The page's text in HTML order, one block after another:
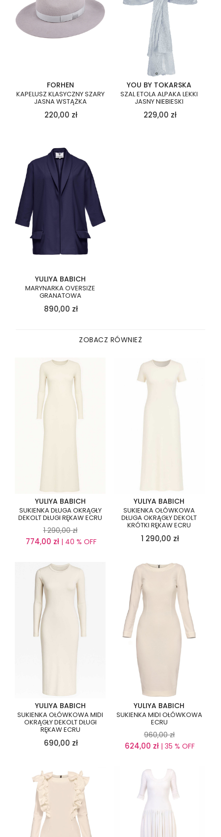
FORHEN
KAPELUSZ KLASYCZNY SZARY
JASNA WSTĄŻKA
220,00 zł
YOU BY TOKARSKA
SZAL ETOLA ALPAKA LEKKI
JASNY NIEBIESKI
229,00 zł
YULIYA BABICH
MARYNARKA OVERSIZE
GRANATOWA
890,00 zł
ZOBACZ RÓWNIEŻ
YULIYA BABICH
SUKIENKA DŁUGA OKRĄGŁY
DEKOLT DŁUGI RĘKAW ECRU
1 290,00 zł
774,00 zł| 40 % OFF
YULIYA BABICH
SUKIENKA OŁÓWKOWA
DŁUGA OKRĄGŁY DEKOLT
KRÓTKI RĘKAW ECRU
1 290,00 zł
YULIYA BABICH
SUKIENKA OŁÓWKOWA MIDI
OKRĄGŁY DEKOLT DŁUGI
RĘKAW ECRU
690,00 zł
YULIYA BABICH
SUKIENKA MIDI OŁÓWKOWA
ECRU
960,00 zł
624,00 zł | 35 % OFF